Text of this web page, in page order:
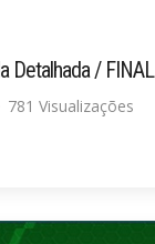
Detalhada / FINAL
781 Visualizações